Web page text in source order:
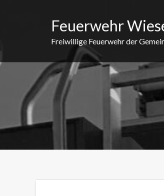
Feuerwehr
Freiwillige Feuerwehr der